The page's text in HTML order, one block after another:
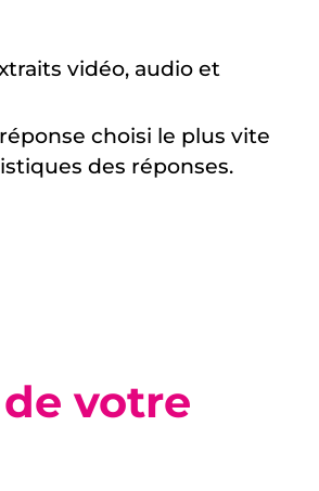
vidéo, audio et
choisi le plus vite
des réponses.
votre